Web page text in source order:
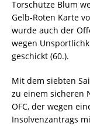
Torschütze Blum
Gelb-Roten Karte
wurde auch der
wegen
geschickt (60.).
Mit dem siebten
zu einem sicheren
OFC, der wegen
Insolvenzantrags